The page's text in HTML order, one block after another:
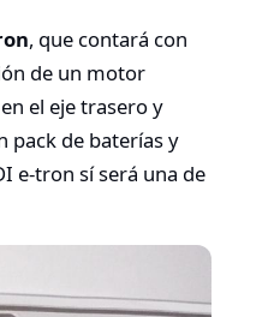
, que contará con
de un motor
el eje trasero y
pack de baterías y
e-tron sí será una de